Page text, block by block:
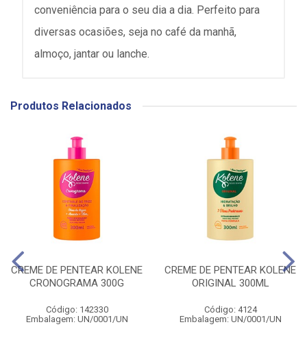
conveniência para o seu dia a dia. Perfeito para
diversas ocasiões, seja no café da manhã,
almoço, jantar ou lanche.
Produtos Relacionados
CREME DE PENTEAR KOLENE
CRONOGRAMA 300G
Código: 142330
Embalagem: UN/0001/UN
CREME DE PENTEAR KOLENE
ORIGINAL 300ML
Código: 4124
Embalagem: UN/0001/UN